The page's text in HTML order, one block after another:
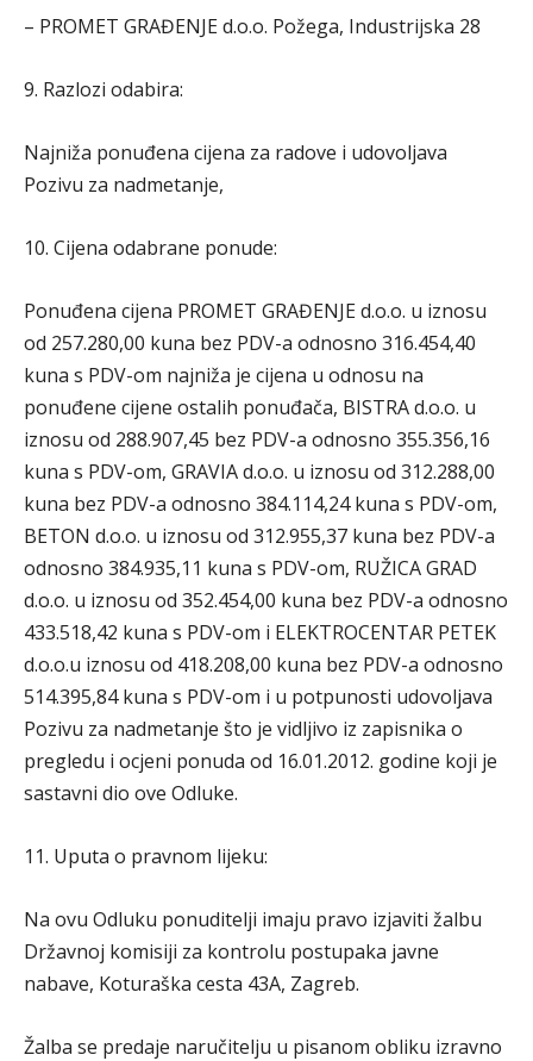
– PROMET GRAĐENJE d.o.o. Požega, Industrijska 28
9. Razlozi odabira:
Najniža ponuđena cijena za radove i udovoljava
Pozivu za nadmetanje,
10. Cijena odabrane ponude:
Ponuđena cijena PROMET GRAĐENJE d.o.o. u iznosu
od 257.280,00 kuna bez PDV-a odnosno 316.454,40
kuna s PDV-om najniža je cijena u odnosu na
ponuđene cijene ostalih ponuđača, BISTRA d.o.o. u
iznosu od 288.907,45 bez PDV-a odnosno 355.356,16
kuna s PDV-om, GRAVIA d.o.o. u iznosu od 312.288,00
kuna bez PDV-a odnosno 384.114,24 kuna s PDV-om,
BETON d.o.o. u iznosu od 312.955,37 kuna bez PDV-a
odnosno 384.935,11 kuna s PDV-om, RUŽICA GRAD
d.o.o. u iznosu od 352.454,00 kuna bez PDV-a odnosno
433.518,42 kuna s PDV-om i ELEKTROCENTAR PETEK
d.o.o.u iznosu od 418.208,00 kuna bez PDV-a odnosno
514.395,84 kuna s PDV-om i u potpunosti udovoljava
Pozivu za nadmetanje što je vidljivo iz zapisnika o
pregledu i ocjeni ponuda od 16.01.2012. godine koji je
sastavni dio ove Odluke.
11. Uputa o pravnom lijeku:
Na ovu Odluku ponuditelji imaju pravo izjaviti žalbu
Državnoj komisiji za kontrolu postupaka javne
nabave, Koturaška cesta 43A, Zagreb.
Žalba se predaje naručitelju u pisanom obliku izravno